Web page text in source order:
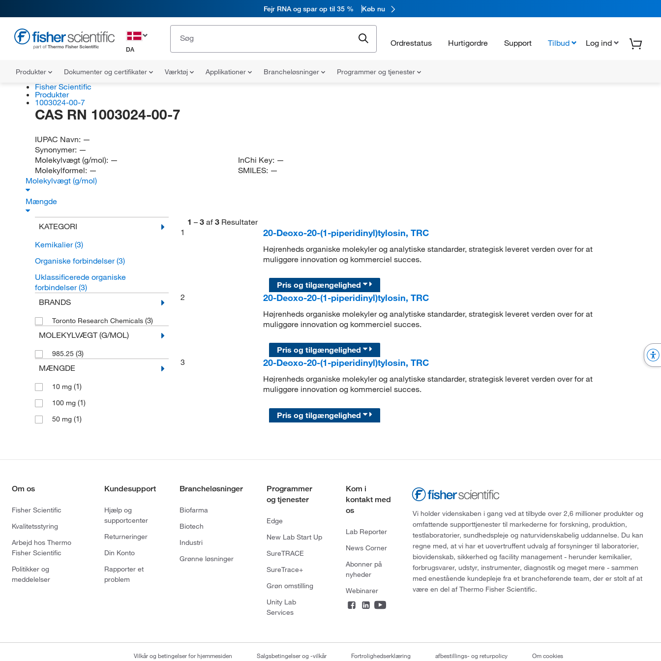
Fejr RNA og spar op til 35 % Køb nu
DA
Ordrestatus Hurtigordre Support Tilbud Log ind
Produkter Dokumenter og certifikater Værktøj Applikationer Brancheløsninger Programmer og tjenester
Fisher Scientific
Produkter
1003024-00-7
CAS RN 1003024-00-7
IUPAC Navn: —
Synonymer: —
Molekylvægt (g/mol): —
Molekylformel: —
InChi Key: —
SMILES: —
Molekylvægt (g/mol)
Mængde
KATEGORI
Kemikalier(3)
Organiske forbindelser(3)
Uklassificerede organiske
forbindelser(3)
BRANDS
Toronto Research Chemicals (3)
MOLEKYLVÆGT (G/MOL)
985.25 (3)
MÆNGDE
10 mg (1)
100 mg (1)
50 mg (1)
1 – 3 af 3 Resultater
1
20-Deoxo-20-(1-piperidinyl)tylosin, TRC
Højrenheds organiske molekyler og analytiske standarder, strategisk leveret verden over for at
muliggøre innovation og kommerciel succes.
Pris og tilgængelighed
2
20-Deoxo-20-(1-piperidinyl)tylosin, TRC
Højrenheds organiske molekyler og analytiske standarder, strategisk leveret verden over for at
muliggøre innovation og kommerciel succes.
Pris og tilgængelighed
3
20-Deoxo-20-(1-piperidinyl)tylosin, TRC
Højrenheds organiske molekyler og analytiske standarder, strategisk leveret verden over for at
muliggøre innovation og kommerciel succes.
Pris og tilgængelighed
Om os
Fisher Scientific
Kvalitetsstyring
Arbejd hos Thermo
Fisher Scientific
Politikker og
meddelelser
Kundesupport
Hjælp og
supportcenter
Returneringer
Din Konto
Rapporter et
problem
Brancheløsninger
Biofarma
Biotech
Industri
Grønne løsninger
Programmer
og tjenester
Edge
New Lab Start Up
SureTRACE
SureTrace+
Grøn omstilling
Unity Lab
Services
Kom i
kontakt med
os
Lab Reporter
News Corner
Abonner på
nyheder
Webinarer
Vi holder videnskaben i gang ved at tilbyde over 2,6 millioner produkter og
omfattende supporttjenester til markederne for forskning, produktion,
testlaboratorier, sundhedspleje og naturvidenskabelig uddannelse. Du kan
regne med, at vi har et uovertruffent udvalg af forsyninger til laboratorier,
biovidenskab, sikkerhed og facility management - herunder kemikalier,
forbrugsvarer, udstyr, instrumenter, diagnostik og meget mere - sammen
med enestående kundepleje fra et brancheførende team, der er stolt af at
være en del af Thermo Fisher Scientific.
Vilkår og betingelser for hjemmesiden Salgsbetingelser og -vilkår Fortrolighedserklæring afbestillings- og returpolicy Om cookies